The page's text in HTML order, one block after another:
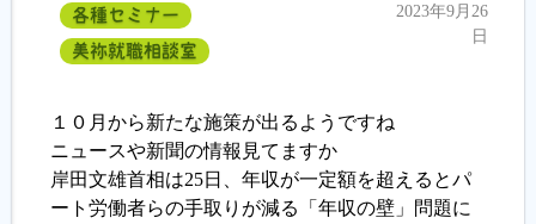
利用者の声
求人情報検索
各種セミナー
各種セミナー
美祢就職相談室
2023年9月26
日
１０月から新たな施策が出るようですね
ニュースや新聞の情報見てますか
岸田文雄首相は25日、年収が一定額を超えるとパ
ート労働者らの手取りが減る「年収の壁」問題に